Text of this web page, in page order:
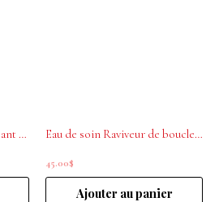
Duo shampoing et revitalisant Vitamino Color Spectrum Eau de soin Raviveur de boucles 190ml Curl Expression L’ORÉAL PROFESSIONNEL
45.00$
Ajouter au panier